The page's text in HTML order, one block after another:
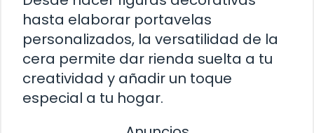
hasta elaborar portavelas
personalizados, la versatilidad de la
cera permite dar rienda suelta a tu
creatividad y añadir un toque
especial a tu hogar.